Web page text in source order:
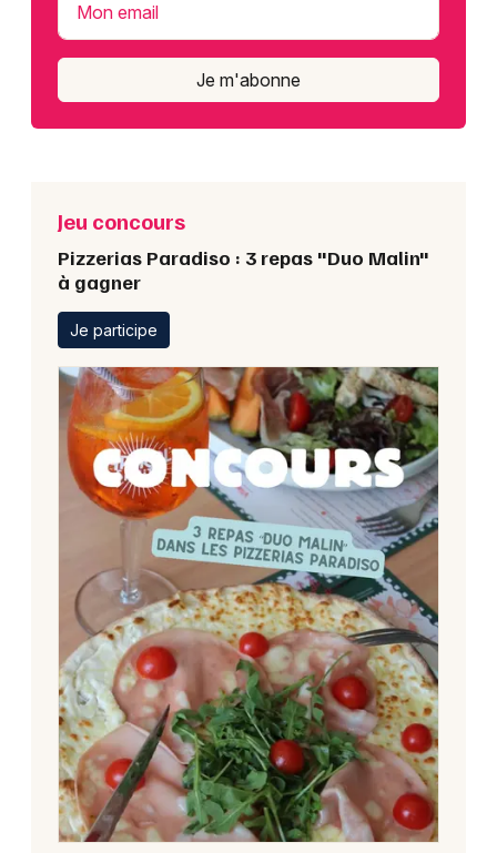
Mon email
Je m'abonne
Jeu concours
Pizzerias Paradiso : 3 repas "Duo Malin"
à gagner
Je participe